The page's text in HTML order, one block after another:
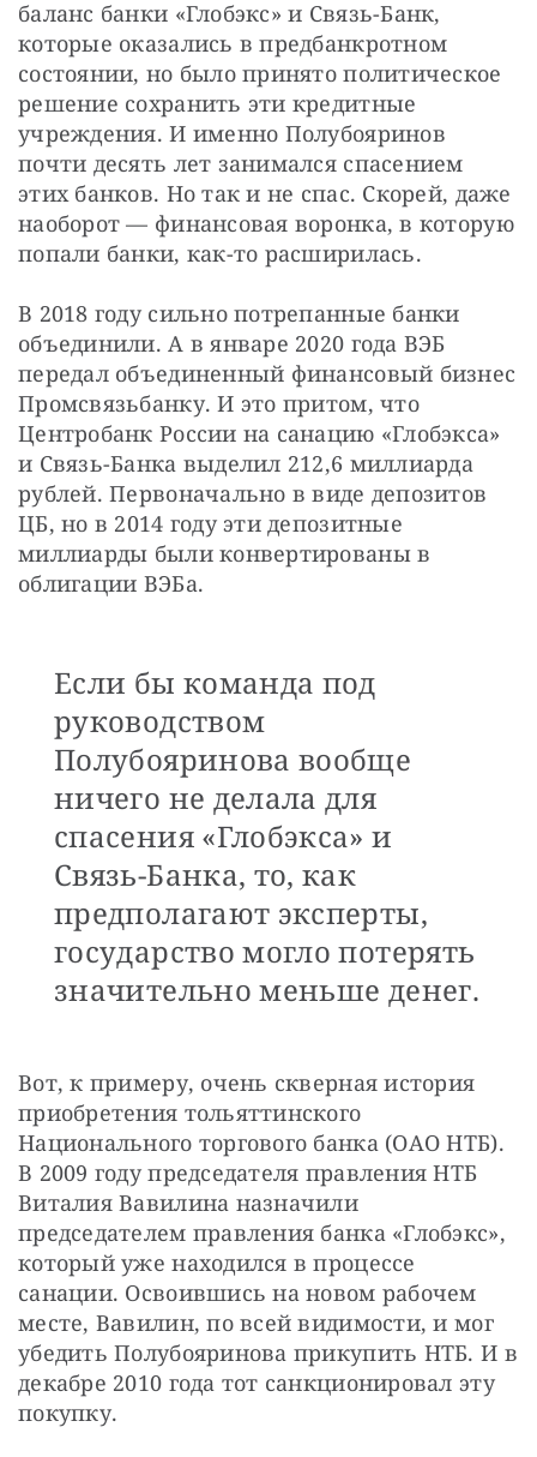
баланс банки «Глобэкс» и Связь-Банк,
которые оказались в предбанкротном
состоянии, но было принято политическое
решение сохранить эти кредитные
учреждения. И именно Полубояринов
почти десять лет занимался спасением
этих банков. Но так и не спас. Скорей, даже
наоборот — финансовая воронка, в которую
попали банки, как-то расширилась.
В 2018 году сильно потрепанные банки
объединили. А в январе 2020 года ВЭБ
передал объединенный финансовый бизнес
Промсвязьбанку. И это притом, что
Центробанк России на санацию «Глобэкса»
и Связь-Банка выделил 212,6 миллиарда
рублей. Первоначально в виде депозитов
ЦБ, но в 2014 году эти депозитные
миллиарды были конвертированы в
облигации ВЭБа.
Если бы команда под
руководством
Полубояринова вообще
ничего не делала для
спасения «Глобэкса» и
Связь-Банка, то, как
предполагают эксперты,
государство могло потерять
значительно меньше денег.
Вот, к примеру, очень скверная история
приобретения тольяттинского
Национального торгового банка (ОАО НТБ).
В 2009 году председателя правления НТБ
Виталия Вавилина назначили
председателем правления банка «Глобэкс»,
который уже находился в процессе
санации. Освоившись на новом рабочем
месте, Вавилин, по всей видимости, и мог
убедить Полубояринова прикупить НТБ. И в
декабре 2010 года тот санкционировал эту
покупку.